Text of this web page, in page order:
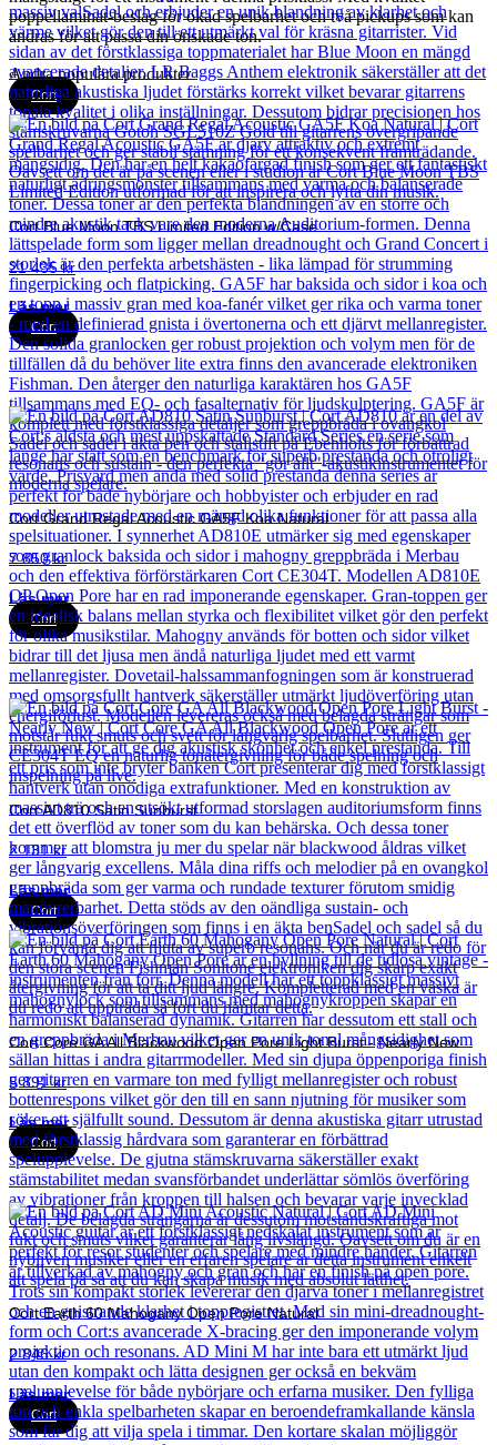
poppellaminat-beslag för ökad spelbarhet och två pickups som kan
ändras för att passa din önskade ton.
Andra populära produkter
Cort
Cort Blue Moon TBS Limited Edition w/Case
21 435kr
Läs mer
Cort
Cort Grand Regal Acoustic GA5F Koa Natural
7 850kr
Läs mer
Cort
Cort AD810 Satin Sunburst
2 131kr
Läs mer
Cort
Cort Core GA All Blackwood Open Pore Light Burst - Nearly New
5 891kr
Läs mer
Cort
Cort Earth 60 Mahogany Open Pore Natural
2 846kr
Läs mer
Cort